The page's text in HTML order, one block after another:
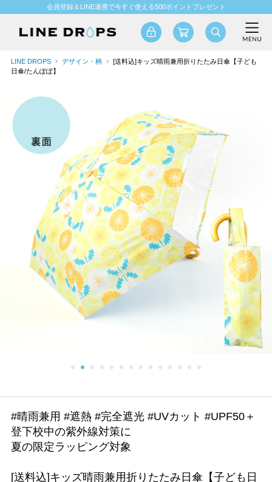
会員登録＆LINE連携で今すぐ使える500ポイントプレゼント
LINE DROPS デザイン・柄
[送料込]キッズ晴雨兼用折りたたみ日傘【子ども
日傘/たんぽぽ】
#晴雨兼用 #遮熱 #完全遮光 #UVカット #UPF50＋
登下校中の紫外線対策に
夏の限定ラッピング対象
[送料込]キッズ晴雨兼用折りたたみ日傘【子ども日